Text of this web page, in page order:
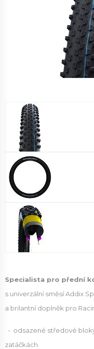
Specialista pro přední
s univerzální směsí Addix
a brilantní doplněk pro
- odsazené středové
zatáčkách.